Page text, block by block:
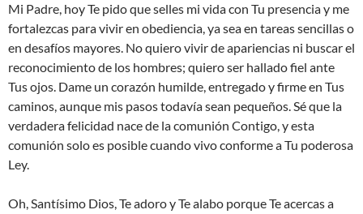
Mi Padre, hoy Te pido que selles mi vida con Tu presencia y me
fortalezcas para vivir en obediencia, ya sea en tareas sencillas o
en desafíos mayores. No quiero vivir de apariencias ni buscar el
reconocimiento de los hombres; quiero ser hallado fiel ante
Tus ojos. Dame un corazón humilde, entregado y firme en Tus
caminos, aunque mis pasos todavía sean pequeños. Sé que la
verdadera felicidad nace de la comunión Contigo, y esta
comunión solo es posible cuando vivo conforme a Tu poderosa
Ley.
Oh, Santísimo Dios, Te adoro y Te alabo porque Te acercas a